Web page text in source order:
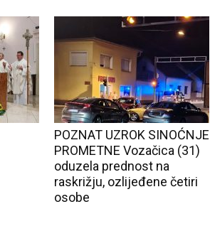
POZNAT UZROK SINOĆNJE
PROMETNE Vozačica (31)
oduzela prednost na
raskrižju, ozlijeđene četiri
osobe